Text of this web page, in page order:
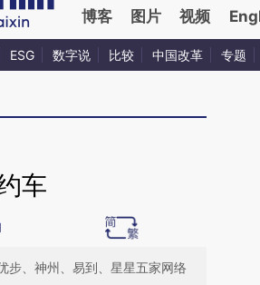
博客 图片 视频
ESG 数字说 比较 中国改革 专题
车
步、神州、易到、星星五家网络